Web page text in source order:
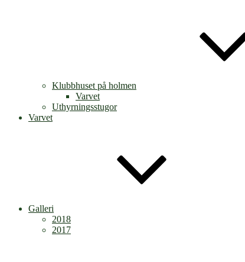
Klubbhuset på holmen
Varvet
Uthyrningsstugor
Varvet
Galleri
2018
2017